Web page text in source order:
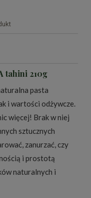
tahini 210g
pasta
i wartości odżywcze.
więcej! Brak w niej
sztucznych
zanurzać, czy
i prostotą
naturalnych i